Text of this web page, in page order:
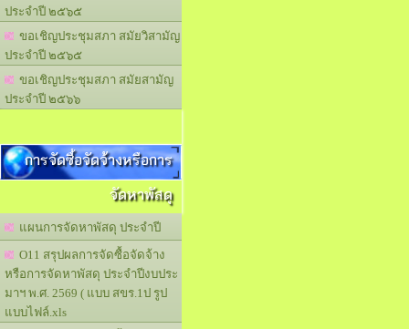
ประจำปี ๒๕๖๕
ขอเชิญประชุมสภา สมัยวิสามัญ
ประจำปี ๒๕๖๕
ขอเชิญประชุมสภา สมัยสามัญ
ประจำปี ๒๕๖๖
การจัดซื้อจัดจ้างหรือการ
จัดหาพัสดุ
แผนการจัดหาพัสดุ ประจำปี
O11 สรุปผลการจัดซื้อจัดจ้าง
หรือการจัดหาพัสดุ ประจำปีงบประ
มาฯ พ.ศ. 2569 ( แบบ สขร.1ป รูป
แบบไฟล์.xls